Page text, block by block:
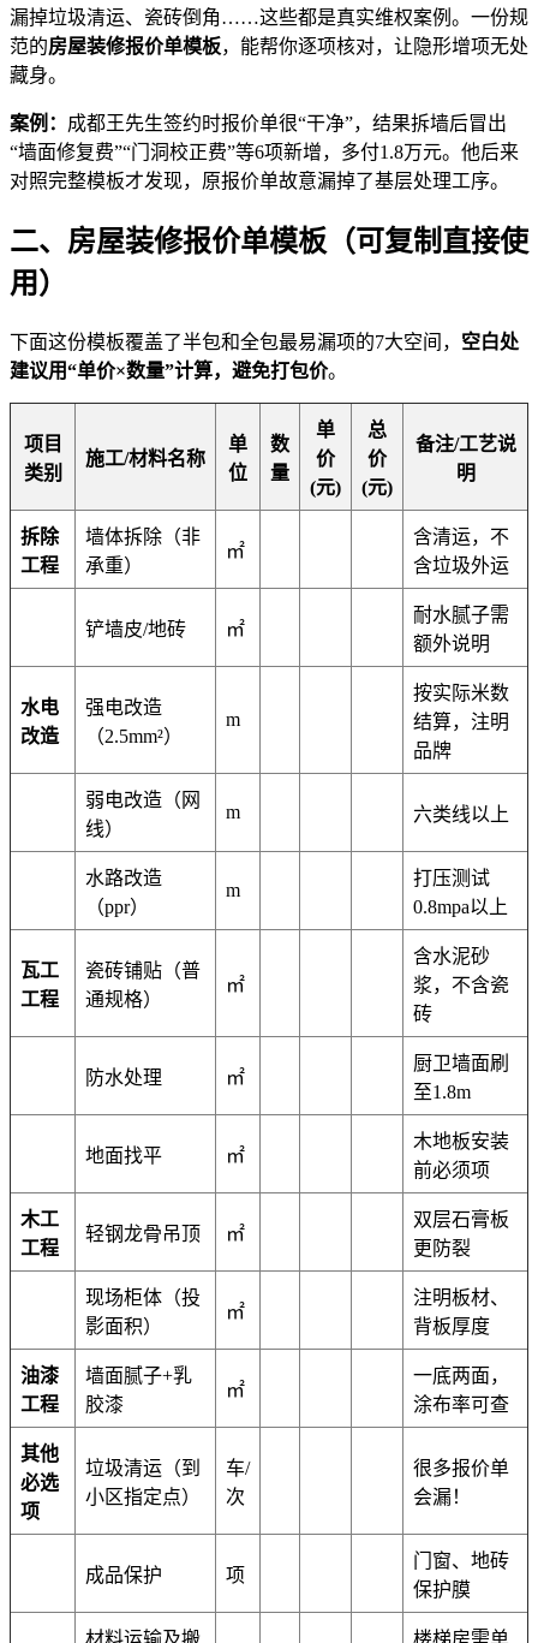
漏掉垃圾清运、瓷砖倒角……这些都是真实维权案例。一份规
范的房屋装修报价单模板，能帮你逐项核对，让隐形增项无处
藏身。
案例： 成都王先生签约时报价单很“干净”，结果拆墙后冒出
“墙面修复费”“门洞校正费”等6项新增，多付1.8万元。他后来
对照完整模板才发现，原报价单故意漏掉了基层处理工序。
二、房屋装修报价单模板（可复制直接使
用）
下面这份模板覆盖了半包和全包最易漏项的7大空间， 空白处
建议用“单价×数量”计算，避免打包价。
项目
类别
施工/材料名称
单
位
数
量
单
价
(元)
总
价
(元)
备注/工艺说
明
拆除
工程
墙体拆除（非
承重）
㎡
含清运，不
含垃圾外运
铲墙皮/地砖 ㎡
耐水腻子需
额外说明
水电
改造
强电改造
（2.5mm²）
m
按实际米数
结算，注明
品牌
弱电改造（网
线）
m 六类线以上
水路改造
（ppr）
m
打压测试
0.8mpa以上
瓦工
工程
瓷砖铺贴（普
通规格）
㎡
含水泥砂
浆，不含瓷
砖
防水处理 ㎡
厨卫墙面刷
至1.8m
地面找平 ㎡
木地板安装
前必须项
木工
工程
轻钢龙骨吊顶 ㎡
双层石膏板
更防裂
现场柜体（投
影面积）
㎡
注明板材、
背板厚度
油漆
工程
墙面腻子+乳
胶漆
㎡
一底两面，
涂布率可查
其他
必选
项
垃圾清运（到
小区指定点）
车/
次
很多报价单
会漏！
成品保护 项
门窗、地砖
保护膜
材料运输及搬 楼梯房需单